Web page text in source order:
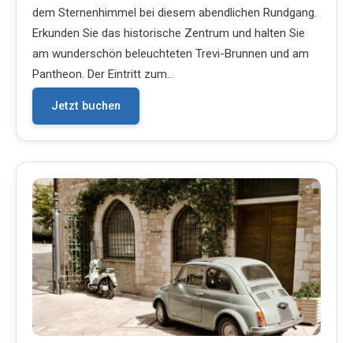
dem Sternenhimmel bei diesem abendlichen Rundgang.
Erkunden Sie das historische Zentrum und halten Sie
am wunderschön beleuchteten Trevi-Brunnen und am
Pantheon. Der Eintritt zum…
Jetzt buchen